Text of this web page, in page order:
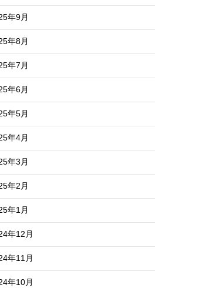
年9月
年8月
年7月
年6月
年5月
年4月
年3月
年2月
年1月
年12月
年11月
年10月